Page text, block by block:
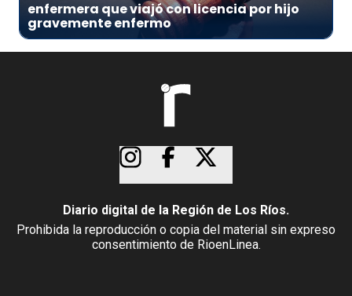
enfermera que viajó con licencia por hijo
gravemente enfermo
Diario digital de la Región de Los Ríos.
Prohibida la reproducción o copia del material sin expreso
consentimiento de RioenLinea.